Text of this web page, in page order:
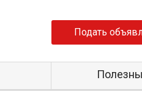
Подать